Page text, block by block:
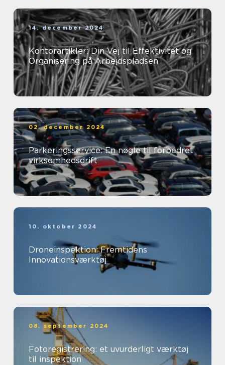
14. december 2024
Kontorartikler: Din Vej til Effektivitet og
Organisering på Arbejdspladsen
02. december 2024
Parkeringsservice: En nøgle til forbedret
virksomhedsdrift
10. oktober 2024
Droneinspektion: Fremtidens
Innovationsværktøj
08. september 2024
Fotoregistrering: et uvurderligt værktøj
til inspektion